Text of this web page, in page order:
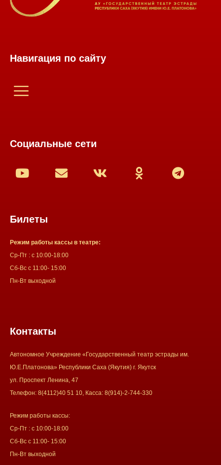
Навигация по сайту
Социальные сети
Билеты
Режим работы кассы в театре:
Ср-Пт : с 10:00-18:00
Сб-Вс с 11:00- 15:00
Пн-Вт выходной
Контакты
Автономное Учреждение «Государственный театр эстрады им.
Ю.Е.Платонова» Республики Саха (Якутия) г. Якутск
ул. Проспект Ленина, 47
Телефон: 8(4112)40 51 10, Касса: 8(914)-2-744-330
Режим работы кассы:
Ср-Пт : с 10:00-18:00
Сб-Вс с 11:00- 15:00
Пн-Вт выходной